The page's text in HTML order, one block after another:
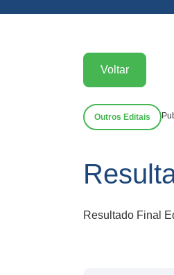
Voltar
Outros Editais
Resultado Final